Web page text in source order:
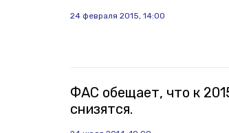
24 февраля 2015, 14:00
ФАС обещает, что к
снизятся.